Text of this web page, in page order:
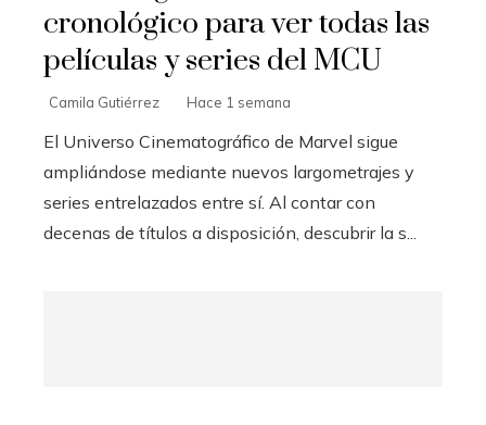
cronológico para ver todas las
películas y series del MCU
Camila Gutiérrez Hace 1 semana
El Universo Cinematográfico de Marvel sigue
ampliándose mediante nuevos largometrajes y
series entrelazados entre sí. Al contar con
decenas de títulos a disposición, descubrir la s...